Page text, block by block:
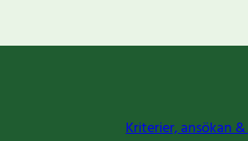
Kriterier, ansökan